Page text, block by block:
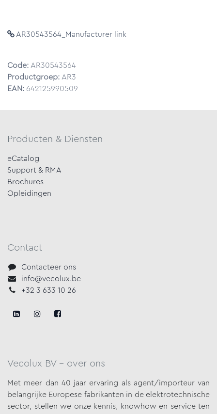
AR30543564_Manufacturer link
Code: AR30543564
Productgroep: AR3
EAN: 642125990509
Producten & Diensten
eCatalog
Support & RMA
Brochures
Opleidingen
Contact
Contacteer ons
info@vecolux.be
+32 3 633 10 26
Vecolux BV - over ons
Met meer dan 40 jaar ervaring als agent/importeur van
belangrijke Europese fabrikanten in de elektrotechnische
sector, stellen we onzekennis, knowhow en service ten